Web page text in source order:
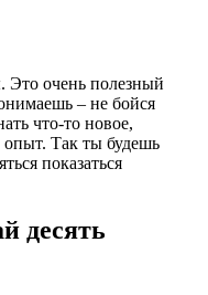
Это очень полезный
– не бойся
что-то новое,
опыт. Так ты будешь
показаться
десять